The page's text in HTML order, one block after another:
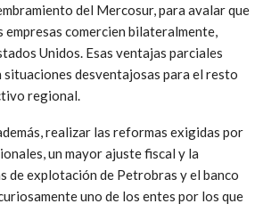
del Mercosur, para avalar que
empresas comercien bilateralmente,
Unidos. Esas ventajas parciales
situaciones desventajosas para el resto
regional.
realizar las reformas exigidas por
un mayor ajuste fiscal y la
de explotación de Petrobras y el banco
uno de los entes por los que